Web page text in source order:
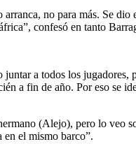
no para más. Se
confesó en tanto
a todos los
a fin de año. Por eso se
(Alejo), pero lo veo
en el mismo barco”.